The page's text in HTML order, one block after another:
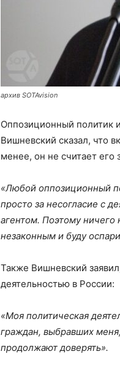
архив SOTAvision
Оппозиционный политик
Вишневский сказал, что
менее, он не считает его
«Любой оппозиционный
просто за несогласие с
агентом. Поэтому ничего
незаконным и буду
Также Вишневский
деятельностью в России:
«Моя политическая
граждан, выбравших
продолжают доверять».